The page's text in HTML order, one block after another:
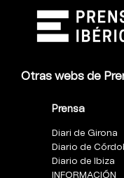
Otras webs de
Prensa
Diari de Girona
Diario de
Diario de Ibiza
INFORMACIÓN